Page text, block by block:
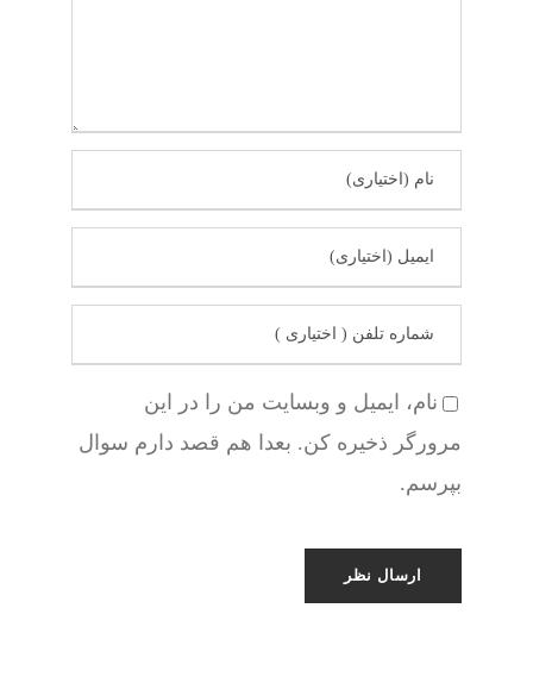
نام، ایمیل و وبسایت من را در این
مرورگر ذخیره کن. بعدا هم قصد دارم سوال
بپرسم.